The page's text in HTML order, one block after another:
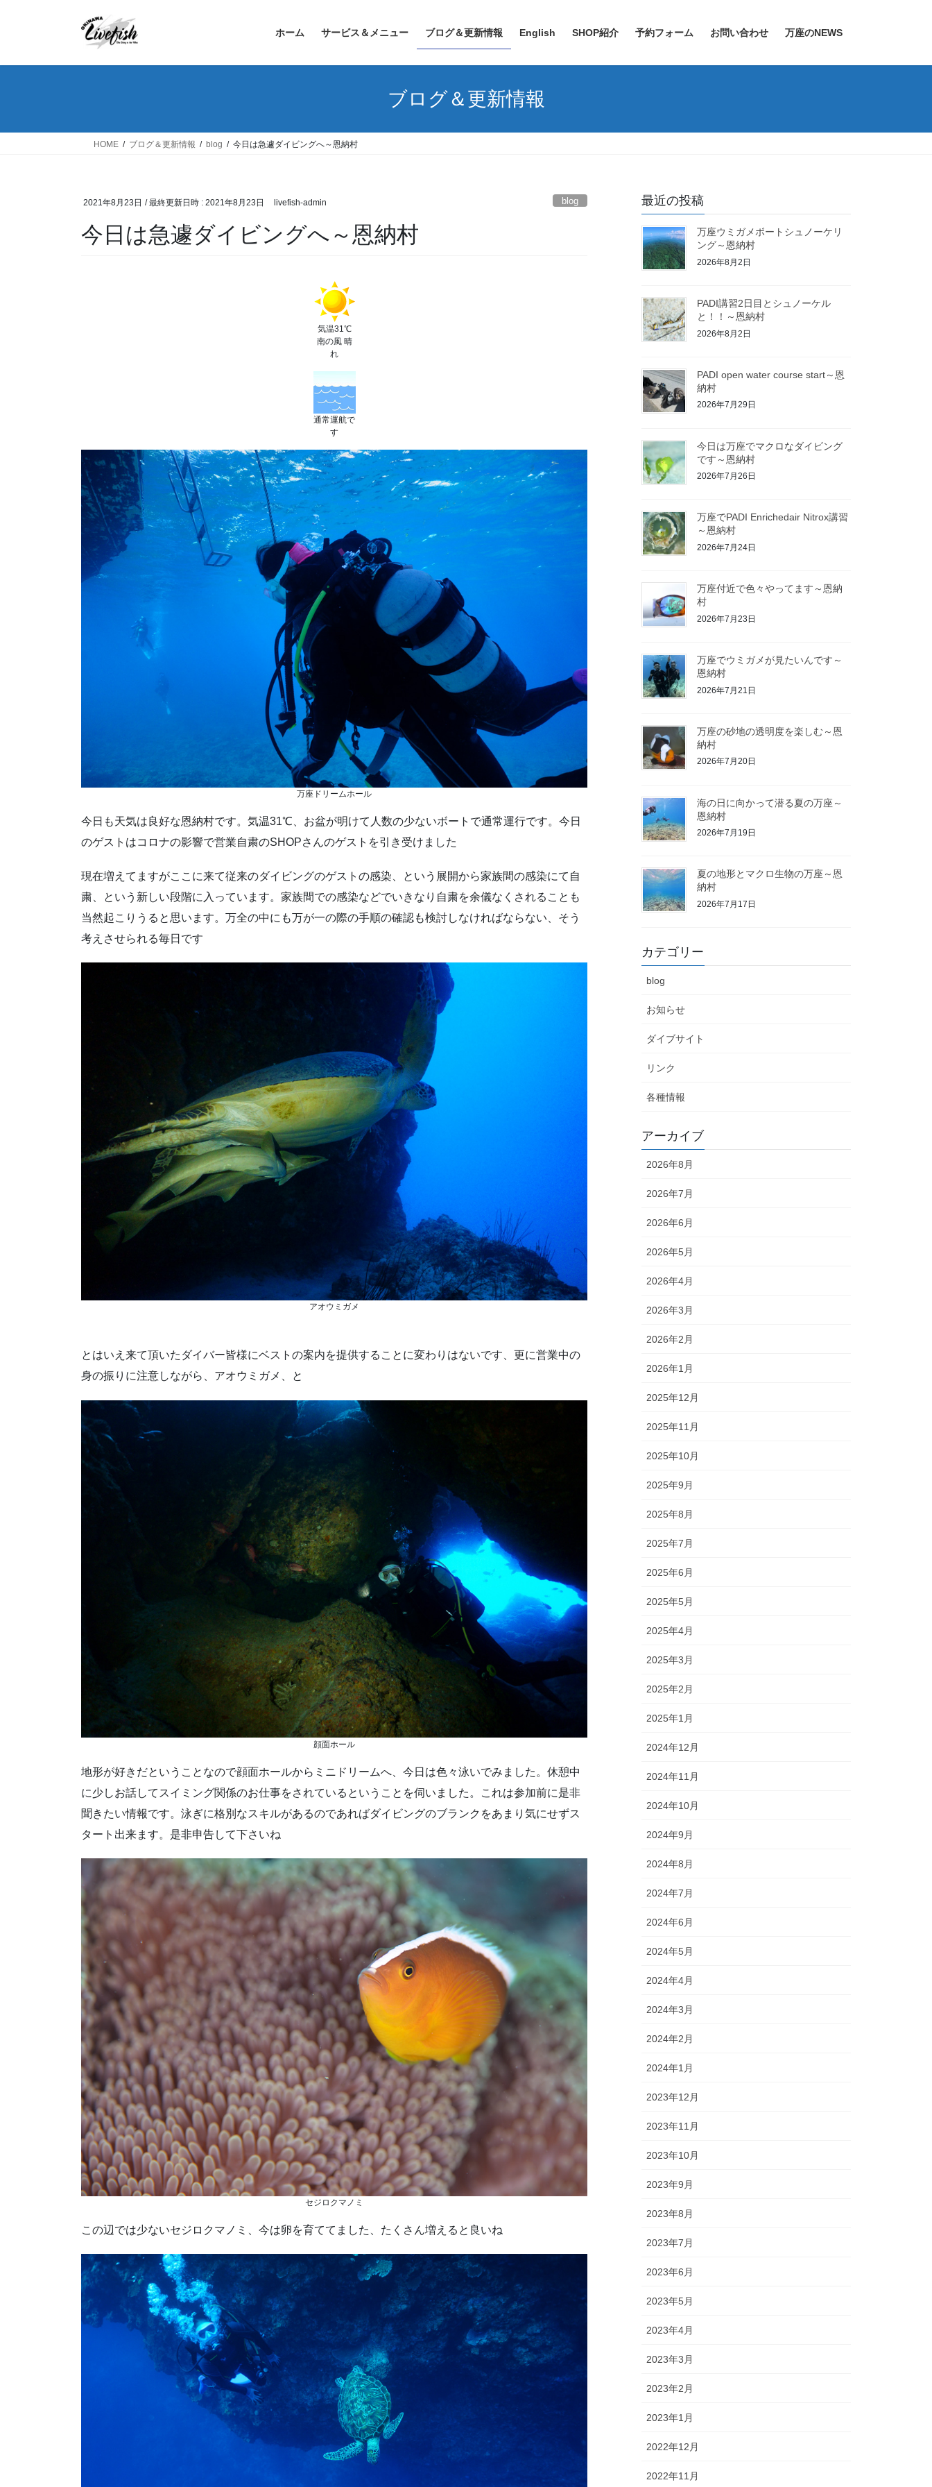
ホーム サービス＆メニュー ブログ＆更新情報 English SHOP紹介 予約フォーム お問い合わせ 万座のNEWS
ブログ＆更新情報
HOME ブログ＆更新情報 blog 今日は急遽ダイビングへ～恩納村
2021年8月23日 / 最終更新日時 : 2021年8月23日 livefish-admin blog
今日は急遽ダイビングへ～恩納村
気温31℃
南の風 晴
れ
通常運航で
す
万座ドリームホール
今日も天気は良好な恩納村です。気温31℃、お盆が明けて人数の少ないボートで通常運行です。今日
のゲストはコロナの影響で営業自粛のSHOPさんのゲストを引き受けました
現在増えてますがここに来て従来のダイビングのゲストの感染、という展開から家族間の感染にて自
粛、という新しい段階に入っています。家族間での感染などでいきなり自粛を余儀なくされることも
当然起こりうると思います。万全の中にも万が一の際の手順の確認も検討しなければならない、そう
考えさせられる毎日です
アオウミガメ
とはいえ来て頂いたダイバー皆様にベストの案内を提供することに変わりはないです、更に営業中の
身の振りに注意しながら、アオウミガメ、と
顔面ホール
地形が好きだということなので顔面ホールからミニドリームへ、今日は色々泳いでみました。休憩中
に少しお話してスイミング関係のお仕事をされているということを伺いました。これは参加前に是非
聞きたい情報です。泳ぎに格別なスキルがあるのであればダイビングのブランクをあまり気にせずス
タート出来ます。是非申告して下さいね
セジロクマノミ
この辺では少ないセジロクマノミ、今は卵を育ててました、たくさん増えると良いね
最近の投稿
万座ウミガメボートシュノーケリ
ング～恩納村
2026年8月2日
PADI講習2日目とシュノーケル
と！！～恩納村
2026年8月2日
PADI open water course start～恩
納村
2026年7月29日
今日は万座でマクロなダイビング
です～恩納村
2026年7月26日
万座でPADI Enrichedair Nitrox講習
～恩納村
2026年7月24日
万座付近で色々やってます～恩納
村
2026年7月23日
万座でウミガメが見たいんです～
恩納村
2026年7月21日
万座の砂地の透明度を楽しむ～恩
納村
2026年7月20日
海の日に向かって潜る夏の万座～
恩納村
2026年7月19日
夏の地形とマクロ生物の万座～恩
納村
2026年7月17日
カテゴリー
blog
お知らせ
ダイブサイト
リンク
各種情報
アーカイブ
2026年8月
2026年7月
2026年6月
2026年5月
2026年4月
2026年3月
2026年2月
2026年1月
2025年12月
2025年11月
2025年10月
2025年9月
2025年8月
2025年7月
2025年6月
2025年5月
2025年4月
2025年3月
2025年2月
2025年1月
2024年12月
2024年11月
2024年10月
2024年9月
2024年8月
2024年7月
2024年6月
2024年5月
2024年4月
2024年3月
2024年2月
2024年1月
2023年12月
2023年11月
2023年10月
2023年9月
2023年8月
2023年7月
2023年6月
2023年5月
2023年4月
2023年3月
2023年2月
2023年1月
2022年12月
2022年11月